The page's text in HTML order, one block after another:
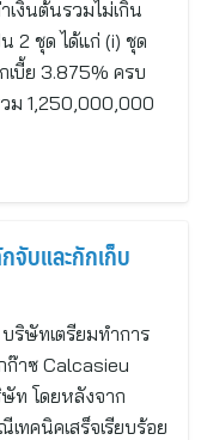
งินต้นรวมไม่เกิน
2 ชุด ได้แก่ (i) ชุด
บี้ย 3.875% ครบ
ม 1,250,000,000
จับและกักเก็บ
ริษัทเตรียมทำการ
าซ Calcasieu
ท โดยหลังจาก
ทคนิคเสร็จเรียบร้อย